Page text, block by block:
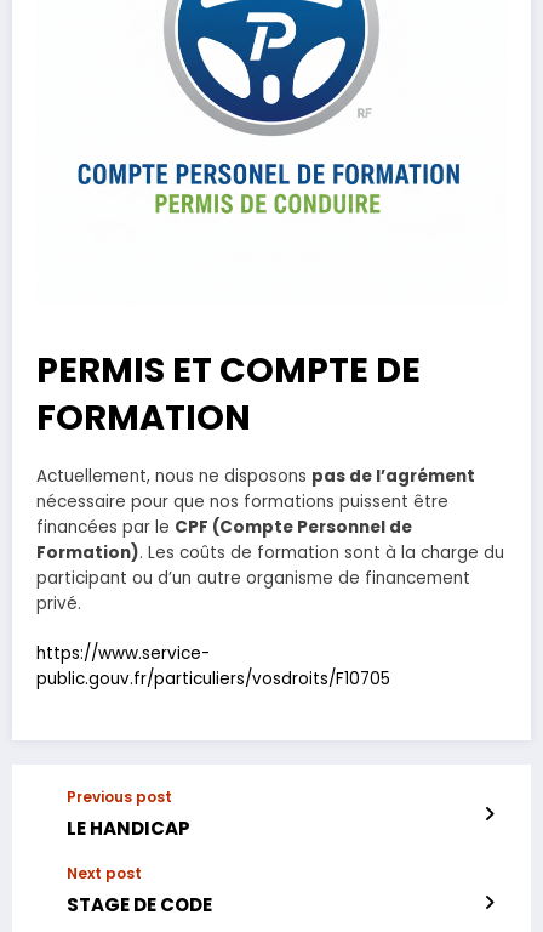
PERMIS ET COMPTE DE
FORMATION
Actuellement, nous ne disposons pas de l’agrément
nécessaire pour que nos formations puissent être
financées par le CPF (Compte Personnel de
Formation). Les coûts de formation sont à la charge du
participant ou d’un autre organisme de financement
privé.
https://www.service-
public.gouv.fr/particuliers/vosdroits/F10705
Previous post
LE HANDICAP
Next post
STAGE DE CODE